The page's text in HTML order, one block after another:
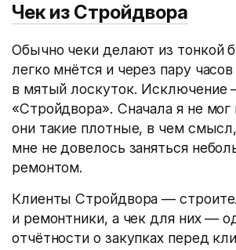
Чек из Стройдвора
Обычно чеки делают из тонкой
легко мнётся и через пару
в мятый лоскуток. Исключение
«Стройдвора». Сначала я не мог
они такие плотные, в чем
мне не довелось заняться
ремонтом.
Клиенты Стройдвора —
и ремонтники, а чек для них —
отчётности о закупках перед